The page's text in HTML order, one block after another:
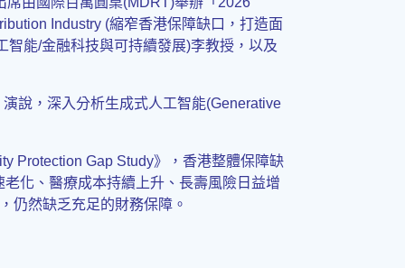
Industry (縮窄香港保障缺口，打造面
能/金融科技與可持續發展)李教授，以及
說，深入分析生成式人工智能(Generative
Protection Gap Study》，香港整體保障缺
化、醫療成本持續上升、長壽風險日益增
仍然缺乏充足的財務保障。